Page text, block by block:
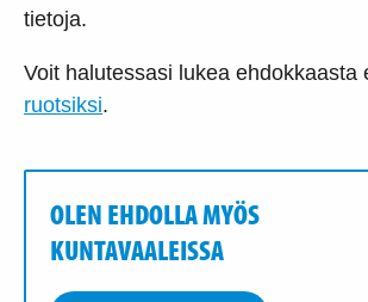
tietoja.
Voit halutessasi lukea ehdokkaasta
ruotsiksi.
OLEN EHDOLLA MYÖS
KUNTAVAALEISSA